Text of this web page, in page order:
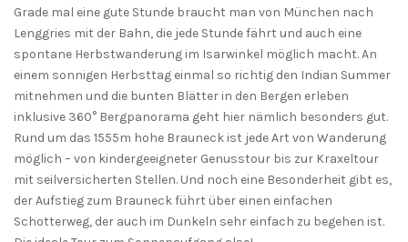
Grade mal eine gute Stunde braucht man von München nach
Lenggries mit der Bahn, die jede Stunde fährt und auch eine
spontane Herbstwanderung im Isarwinkel möglich macht. An
einem sonnigen Herbsttag einmal so richtig den Indian Summer
mitnehmen und die bunten Blätter in den Bergen erleben
inklusive 360° Bergpanorama geht hier nämlich besonders gut.
Rund um das 1555m hohe Brauneck ist jede Art von Wanderung
möglich – von kindergeeigneter Genusstour bis zur Kraxeltour
mit seilversicherten Stellen. Und noch eine Besonderheit gibt es,
der Aufstieg zum Brauneck führt über einen einfachen
Schotterweg, der auch im Dunkeln sehr einfach zu begehen ist.